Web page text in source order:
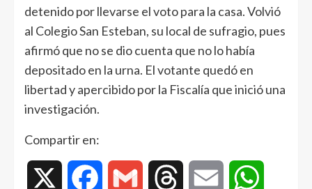
detenido por llevarse el voto para la casa. Volvió
al Colegio San Esteban, su local de sufragio, pues
afirmó que no se dio cuenta que no lo había
depositado en la urna. El votante quedó en
libertad y apercibido por la Fiscalía que inició una
investigación.
Compartir en:
Facebook Gmail Threads Email